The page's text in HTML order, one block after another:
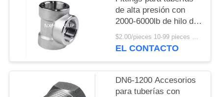
POLÍTICA
de alta presión con
2000-6000lb de hilo de
presión
$2.00/pieces 10-99 pieces MOQ:10 piezas
EL CONTACTO
DN6-1200 Accesorios
para tuberías con